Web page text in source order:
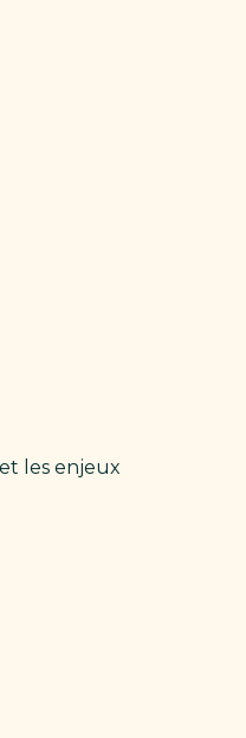
les enjeux